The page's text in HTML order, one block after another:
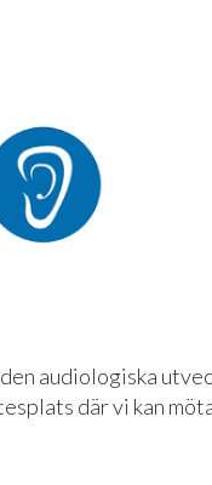
audiologiska
där vi kan